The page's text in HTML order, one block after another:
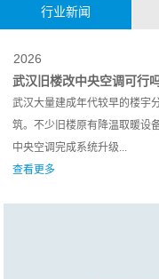
行业新闻
2026
武汉旧楼改中央空调可行
武汉大量建成年代较早的楼宇
筑。不少旧楼原有降温取暖设
中央空调完成系统升级...
查看更多